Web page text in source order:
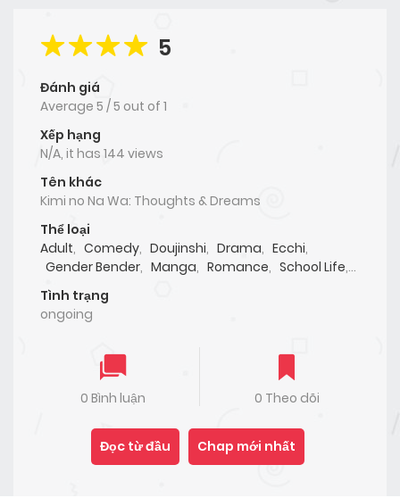
5
Đánh giá
Average 5 /5 out of 1
Xếp hạng
N/A, it has 144 views
Tên khác
Kimi no Na Wa: Thoughts & Dreams
Thể loại
Adult, Comedy, Doujinshi, Drama, Ecchi,
Gender Bender, Manga, Romance, School Life,
Slice of Life
Tình trạng
ongoing
0 Bình luận 0 Theo dõi
Đọc từ đầu Chap mới nhất